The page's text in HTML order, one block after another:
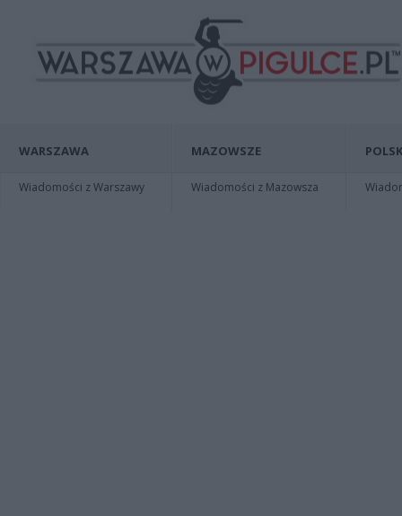
WARSZAWA
Wiadomości z Warszawy
MAZOWSZE
Wiadomości z Mazowsza